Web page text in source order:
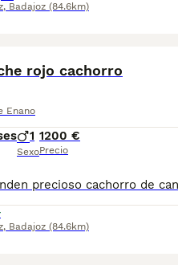
, Badajoz (84.6km)
rojo cachorro
Enano
1
Sexo
1200 €
Precio
, Badajoz (84.6km)